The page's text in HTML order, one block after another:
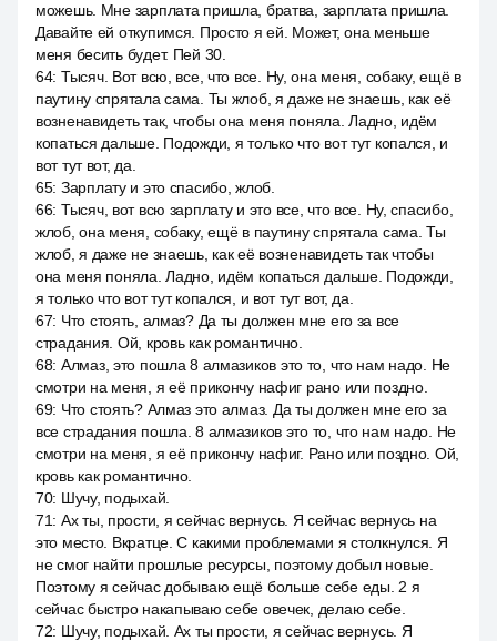
можешь. Мне зарплата пришла, братва, зарплата пришла.
Давайте ей откупимся. Просто я ей. Может, она меньше
меня бесить будет. Пей 30.
64: Тысяч. Вот всю, все, что все. Ну, она меня, собаку, ещё в
паутину спрятала сама. Ты жлоб, я даже не знаешь, как её
возненавидеть так, чтобы она меня поняла. Ладно, идём
копаться дальше. Подожди, я только что вот тут копался, и
вот тут вот, да.
65: Зарплату и это спасибо, жлоб.
66: Тысяч, вот всю зарплату и это все, что все. Ну, спасибо,
жлоб, она меня, собаку, ещё в паутину спрятала сама. Ты
жлоб, я даже не знаешь, как её возненавидеть так чтобы
она меня поняла. Ладно, идём копаться дальше. Подожди,
я только что вот тут копался, и вот тут вот, да.
67: Что стоять, алмаз? Да ты должен мне его за все
страдания. Ой, кровь как романтично.
68: Алмаз, это пошла 8 алмазиков это то, что нам надо. Не
смотри на меня, я её прикончу нафиг рано или поздно.
69: Что стоять? Алмаз это алмаз. Да ты должен мне его за
все страдания пошла. 8 алмазиков это то, что нам надо. Не
смотри на меня, я её прикончу нафиг. Рано или поздно. Ой,
кровь как романтично.
70: Шучу, подыхай.
71: Ах ты, прости, я сейчас вернусь. Я сейчас вернусь на
это место. Вкратце. С какими проблемами я столкнулся. Я
не смог найти прошлые ресурсы, поэтому добыл новые.
Поэтому я сейчас добываю ещё больше себе еды. 2 я
сейчас быстро накапываю себе овечек, делаю себе.
72: Шучу, подыхай. Ах ты прости, я сейчас вернусь. Я